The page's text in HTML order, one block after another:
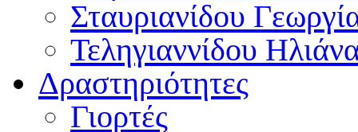
Σταυριανίδου
Τεληγιαννίδου
Δραστηριότητες
Γιορτές